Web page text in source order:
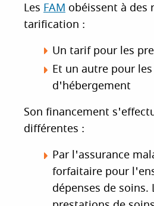
Les FAM obéissent à des
tarification :
Un tarif pour les
Et un autre pour
d'hébergement
Son financement
différentes :
Par l'assurance
forfaitaire pour
dépenses de soins.